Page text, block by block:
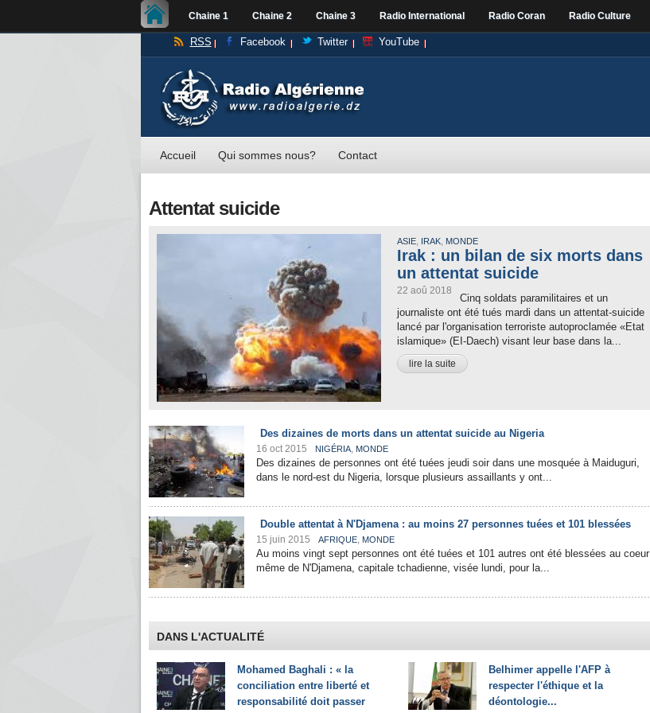
Chaine 1 Chaine 2 Chaine 3 Radio International Radio Coran Radio Culture
RSS Facebook Twitter YouTube
Accueil Qui sommes nous? Contact
Attentat suicide
ASIE, IRAK, MONDE
Irak : un bilan de six morts dans
un attentat suicide
22 aoû 2018
Cinq soldats paramilitaires et un
journaliste ont été tués mardi dans un attentat-suicide
lancé par l'organisation terroriste autoproclamée «Etat
islamique» (EI-Daech) visant leur base dans la...
lire la suite
Des dizaines de morts dans un attentat suicide au Nigeria
16 oct 2015 NIGÉRIA, MONDE
Des dizaines de personnes ont été tuées jeudi soir dans une mosquée à Maiduguri,
dans le nord-est du Nigeria, lorsque plusieurs assaillants y ont...
Double attentat à N'Djamena : au moins 27 personnes tuées et 101 blessées
15 juin 2015 AFRIQUE, MONDE
Au moins vingt sept personnes ont été tuées et 101 autres ont été blessées au coeur
même de N'Djamena, capitale tchadienne, visée lundi, pour la...
DANS L'ACTUALITÉ
Mohamed Baghali : « la
conciliation entre liberté et
responsabilité doit passer
Belhimer appelle l'AFP à
respecter l'éthique et la
déontologie...